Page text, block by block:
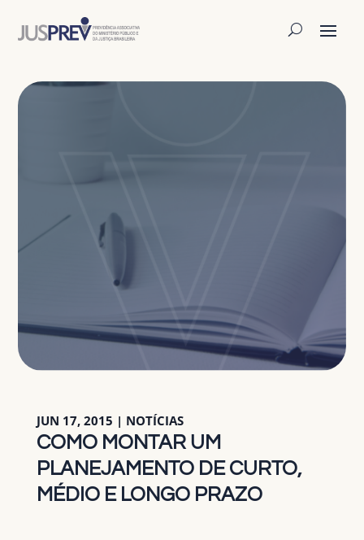
COMO MONTAR UM
PLANEJAMENTO DE CURTO,
MÉDIO E LONGO PRAZO
JUN 17, 2015 | NOTÍCIAS